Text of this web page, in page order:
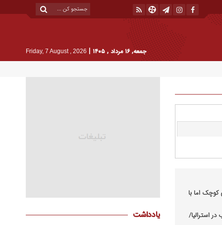
جمعه, ۱۶ مرداد , ۱۴۰۵ |
Friday, 7 August , 2026
اما با
استرالیا/
یادداشت